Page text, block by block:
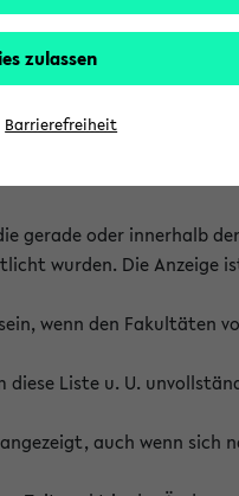
gerade oder innerhalb
wurden. Die
wenn den Fakultäten
Liste u. U.
auch wenn sich
zulassen
Barrierefreiheit